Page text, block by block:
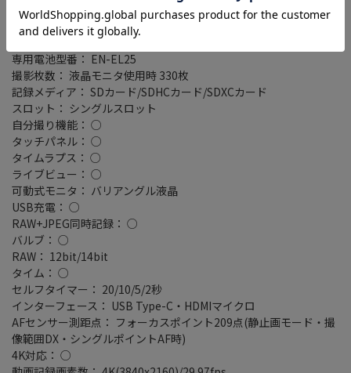
シャッタースピード： 1/4000～30秒
液晶モニター： 3型(インチ)/104万ドット
電池タイプ： 専用電池
専用電池型番： EN-EL25
撮影枚数： 液晶モニタ使用時 330枚
記録メディア： SDカード/SDHCカード/SDXCカード
スロット： シングルスロット
自分撮り機能： ○
タッチパネル： ○
タイムラプス： ○
ライブビュー： ○
可動式モニタ： バリアングル液晶
USB充電： ○
RAW+JPEG同時記録： ○
バルブ： ○
RAW： 12bit/14bit
タイム： ○
セルフタイマー： 20/10/5/2秒
インターフェース： USB Type-C・HDMIマイクロ
AFセンサー測距点： フォーカスポイント209点(静止画モード・撮
像範囲DX・シングルポイントAF時)
4K対応： ○